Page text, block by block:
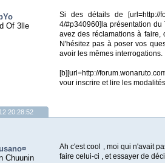
Of 3lle
Si des détails de [url=http://
4/#p340960]la présentation
avez des réclamations à faire,
N'hésitez pas à poser vos
avoir les mêmes interrogations.
[b][url=http://
vour inscrire et lire les
20:28:52
Chuunin
Ah c'est cool , moi qui n'avait
faire celui-ci , et essayer de